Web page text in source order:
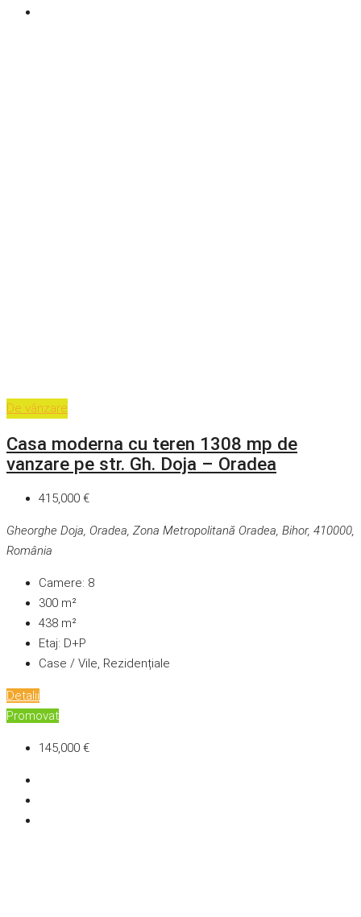
De vânzare
Casa moderna cu teren 1308 mp de
vanzare pe str. Gh. Doja – Oradea
415,000 €
Gheorghe Doja, Oradea, Zona Metropolitană Oradea, Bihor, 410000,
România
Camere: 8
300 m²
438 m²
Etaj: D+P
Case / Vile, Rezidențiale
Detalii
Promovat
145,000 €